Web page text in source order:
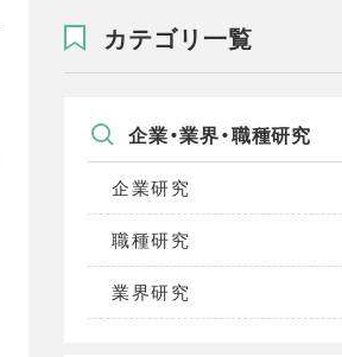
カテゴリ一覧
企業・業界・職種研究
企業研究
職種研究
業界研究